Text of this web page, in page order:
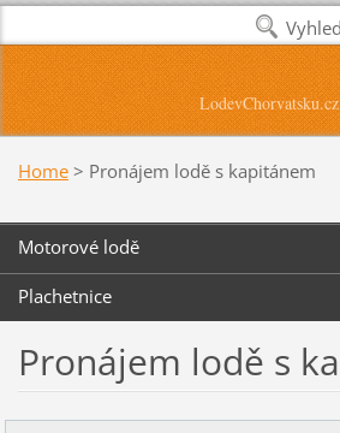
LodevChorvatsku.cz
Home > Pronájem lodě s kapitánem
Motorové lodě
Plachetnice
Pronájem lodě s